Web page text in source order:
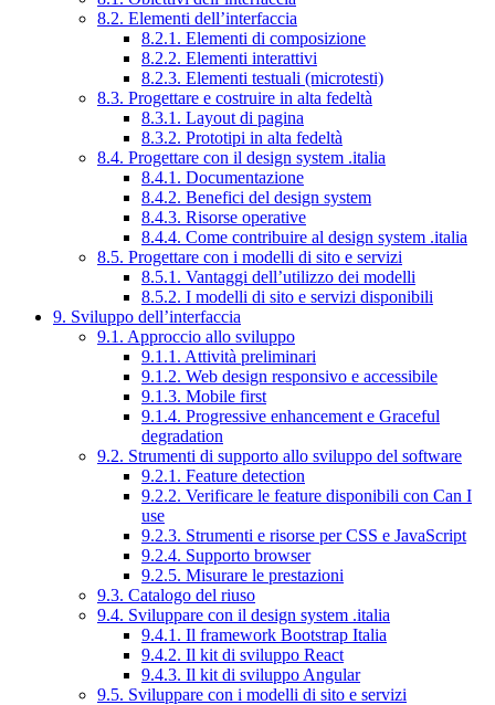
8.2. Elementi dell’interfaccia
8.2.1. Elementi di composizione
8.2.2. Elementi interattivi
8.2.3. Elementi testuali (microtesti)
8.3. Progettare e costruire in alta fedeltà
8.3.1. Layout di pagina
8.3.2. Prototipi in alta fedeltà
8.4. Progettare con il design system .italia
8.4.1. Documentazione
8.4.2. Benefici del design system
8.4.3. Risorse operative
8.4.4. Come contribuire al design system .italia
8.5. Progettare con i modelli di sito e servizi
8.5.1. Vantaggi dell’utilizzo dei modelli
8.5.2. I modelli di sito e servizi disponibili
9. Sviluppo dell’interfaccia
9.1. Approccio allo sviluppo
9.1.1. Attività preliminari
9.1.2. Web design responsivo e accessibile
9.1.3. Mobile first
9.1.4. Progressive enhancement e Graceful
degradation
9.2. Strumenti di supporto allo sviluppo del software
9.2.1. Feature detection
9.2.2. Verificare le feature disponibili con Can I
use
9.2.3. Strumenti e risorse per CSS e JavaScript
9.2.4. Supporto browser
9.2.5. Misurare le prestazioni
9.3. Catalogo del riuso
9.4. Sviluppare con il design system .italia
9.4.1. Il framework Bootstrap Italia
9.4.2. Il kit di sviluppo React
9.4.3. Il kit di sviluppo Angular
9.5. Sviluppare con i modelli di sito e servizi